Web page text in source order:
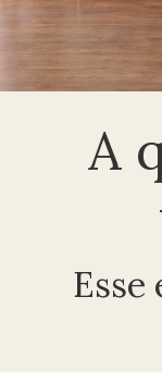
A
Esse